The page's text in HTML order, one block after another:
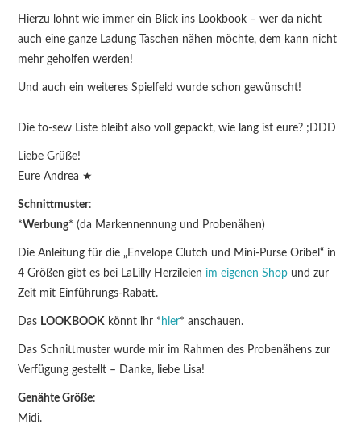
Hierzu lohnt wie immer ein Blick ins Lookbook – wer da nicht
auch eine ganze Ladung Taschen nähen möchte, dem kann nicht
mehr geholfen werden!
Und auch ein weiteres Spielfeld wurde schon gewünscht!
Die to-sew Liste bleibt also voll gepackt, wie lang ist eure? ;DDD
Liebe Grüße!
Eure Andrea ★
Schnittmuster:
*Werbung* (da Markennennung und Probenähen)
Die Anleitung für die „Envelope Clutch und Mini-Purse Oribel“ in
4 Größen gibt es bei LaLilly Herzileien im eigenen Shop und zur
Zeit mit Einführungs-Rabatt.
Das LOOKBOOK könnt ihr * hier* anschauen.
Das Schnittmuster wurde mir im Rahmen des Probenähens zur
Verfügung gestellt – Danke, liebe Lisa!
Genähte Größe:
Midi.